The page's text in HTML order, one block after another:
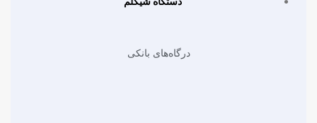
درگاه‌های بانکی